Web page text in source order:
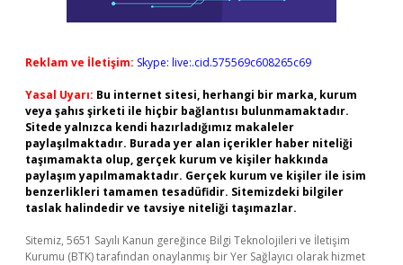
Reklam ve İletişim: Skype: live:.cid.575569c608265c69
Yasal Uyarı: Bu internet sitesi, herhangi bir marka, kurum
veya şahıs şirketi ile hiçbir bağlantısı bulunmamaktadır.
Sitede yalnızca kendi hazırladığımız makaleler
paylaşılmaktadır. Burada yer alan içerikler haber niteliği
taşımamakta olup, gerçek kurum ve kişiler hakkında
paylaşım yapılmamaktadır. Gerçek kurum ve kişiler ile isim
benzerlikleri tamamen tesadüfidir. Sitemizdeki bilgiler
taslak halindedir ve tavsiye niteliği taşımazlar.
Sitemiz, 5651 Sayılı Kanun gereğince Bilgi Teknolojileri ve İletişim
Kurumu (BTK) tarafından onaylanmış bir Yer Sağlayıcı olarak hizmet